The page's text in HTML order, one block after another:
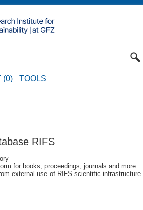
(0) TOOLS
RIFS
for books, proceedings, journals and more
external use of RIFS scientific infrastructure